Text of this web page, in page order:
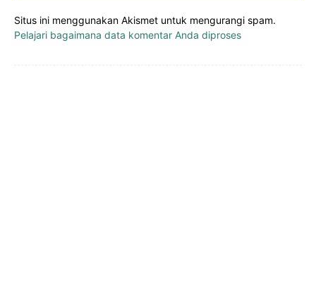
Situs ini menggunakan Akismet untuk mengurangi spam.
Pelajari bagaimana data komentar Anda diproses